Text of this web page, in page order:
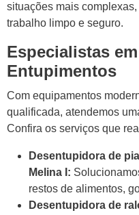
situações mais
trabalho limpo e seguro.
Especialistas
Entupimentos
Com equipamentos
qualificada, atendemos
Confira os serviços que
Desentupidora de
Melina I:
restos de alimentos,
Desentupidora de